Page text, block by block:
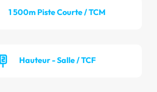
1 500m Piste Courte / TCM
Hauteur - Salle / TCF